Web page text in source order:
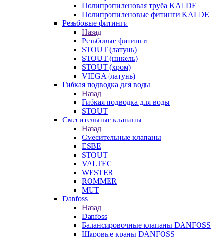
Полипропиленовая труба KALDE
Полипропиленовые фитинги KALDE
Резьбовые фитинги
Назад
Резьбовые фитинги
STOUT (латунь)
STOUT (никель)
STOUT (хром)
VIEGA (латунь)
Гибкая подводка для воды
Назад
Гибкая подводка для воды
STOUT
Смесительные клапаны
Назад
Смесительные клапаны
ESBE
STOUT
VALTEC
WESTER
ROMMER
MUT
Danfoss
Назад
Danfoss
Балансировочные клапаны DANFOSS
Шаровые краны DANFOSS